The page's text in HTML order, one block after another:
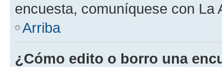
encuesta, comuníquese con La
Arriba
¿Cómo edito o borro una